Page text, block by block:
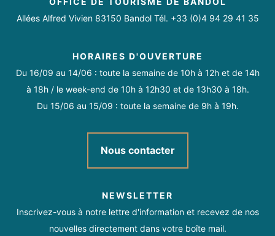
Allées Alfred Vivien 83150 Bandol Tél. +33 (0)4 94 29 41 35
HORAIRES D'OUVERTURE
Du 16/09 au 14/06 : toute la semaine de 10h à 12h et de 14h
à 18h / le week-end de 10h à 12h30 et de 13h30 à 18h.
Du 15/06 au 15/09 : toute la semaine de 9h à 19h.
Nous contacter
NEWSLETTER
Inscrivez-vous à notre lettre d'information et recevez de nos
nouvelles directement dans votre boîte mail.